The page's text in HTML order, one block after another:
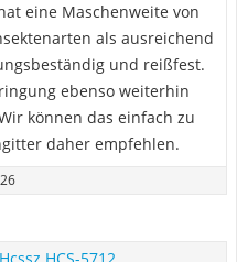
eine Maschenweite von
als ausreichend
und reißfest.
ebenso weiterhin
können das einfach zu
daher empfehlen.